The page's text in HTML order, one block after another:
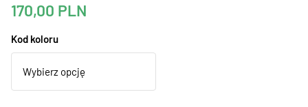
170,00 PLN
Kod koloru